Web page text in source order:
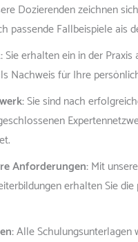
Dozierenden zeichnen
passende Fallbeispiele ais
Sie erhalten ein in der
Nachweis für Ihre
Sie sind nach
Anforderungen:Mit
erhalten Sie
Alle Schulungsunterlagen